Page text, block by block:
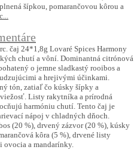
šípkou, pomarančovou kôrou a
čaj 24*1,8g Lovaré Spices Harmony
chutí a vôní. Dominantná citrónová
o jemne sladkastý rooibos a
a hrejivými účinkami.
tón, zatiaľ čo kúsky šípky a
Listy rakytníka a prírodná
harmóniu chutí. Tento čaj je
nápoj v chladných dňoch.
(20 %), drvený zázvor (20 %), kúsky
kôra (5 %), drvené listy
a mandarínky.